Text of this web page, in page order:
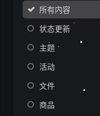
所有内容
状态更新
主题
活动
文件
商品